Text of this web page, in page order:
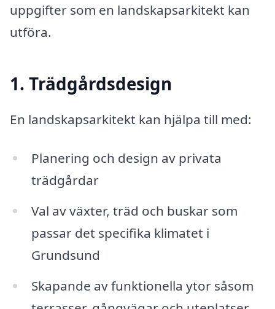
uppgifter som en landskapsarkitekt kan
utföra.
1. Trädgårdsdesign
En landskapsarkitekt kan hjälpa till med:
Planering och design av privata
trädgårdar
Val av växter, träd och buskar som
passar det specifika klimatet i
Grundsund
Skapande av funktionella ytor såsom